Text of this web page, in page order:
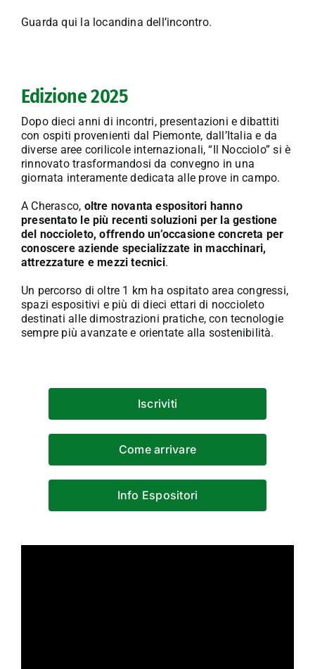
Guarda qui la locandina dell’incontro.
Edizione 2025
Dopo dieci anni di incontri, presentazioni e dibattiti
con ospiti provenienti dal Piemonte, dall’Italia e da
diverse aree corilicole internazionali, “Il Nocciolo” si è
rinnovato trasformandosi da convegno in una
giornata interamente dedicata alle prove in campo.
A Cherasco, oltre novanta espositori hanno
presentato le più recenti soluzioni per la gestione
del noccioleto, offrendo un’occasione concreta per
conoscere aziende specializzate in macchinari,
attrezzature e mezzi tecnici.
Un percorso di oltre 1 km ha ospitato area congressi,
spazi espositivi e più di dieci ettari di noccioleto
destinati alle dimostrazioni pratiche, con tecnologie
sempre più avanzate e orientate alla sostenibilità.
Iscriviti
Come arrivare
Info Espositori